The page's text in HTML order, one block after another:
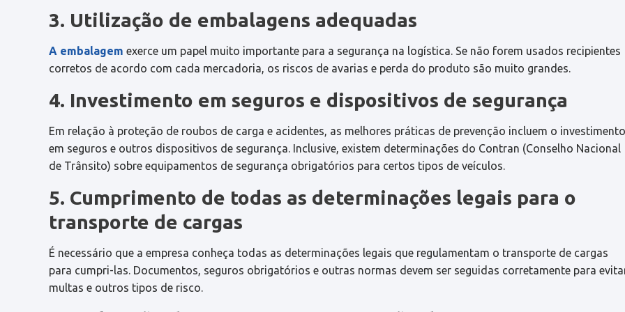
3. Utilização de embalagens adequadas
A embalagemexerce um papel muito importante para a segurança na logística. Se não forem usados recipientes
corretos de acordo com cada mercadoria, os riscos de avarias e perda do produto são muito grandes.
4. Investimento em seguros e dispositivos de segurança
Em relação à proteção de roubos de carga e acidentes, as melhores práticas de prevenção incluem o
em seguros e outros dispositivos de segurança. Inclusive, existem determinações do Contran (Conselho Nacional
de Trânsito) sobre equipamentos de segurança obrigatórios para certos tipos de veículos.
5. Cumprimento de todas as determinações legais para o
transporte de cargas
É necessário que a empresa conheça todas as determinações legais que regulamentam o transporte de cargas
para cumpri-las. Documentos, seguros obrigatórios e outras normas devem ser seguidas corretamente para
multas e outros tipos de risco.